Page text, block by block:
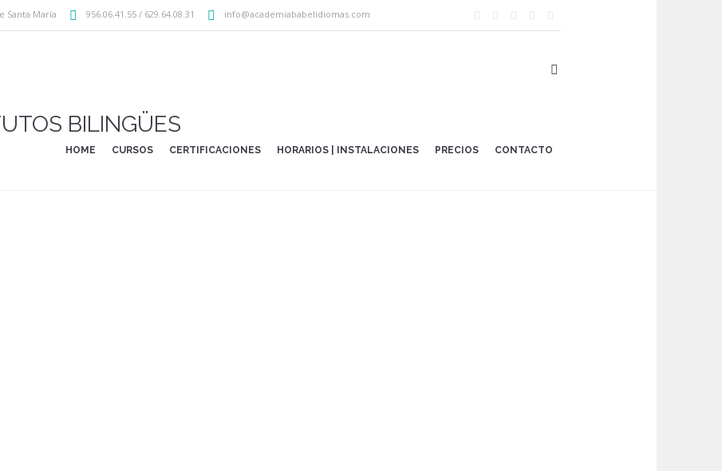
Santa María 956.06.41.55 / 629.64.08.31 info@academiababelidiomas.com
HOME CURSOS CERTIFICACIONES HORARIOS | INSTALACIONES PRECIOS CONTACTO
BILINGÜES